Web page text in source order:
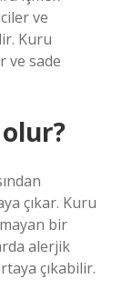
ve
Kuru
ve sade
çıkar. Kuru
bir
alerjik
çıkabilir.